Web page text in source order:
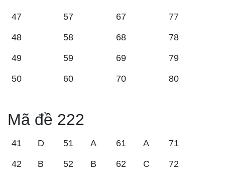
47 57 67 77
48 58 68 78
49 59 69 79
50 60 70 80
Mã đề 222
41 D 51 A 61 A 71
42 B 52 B 62 C 72